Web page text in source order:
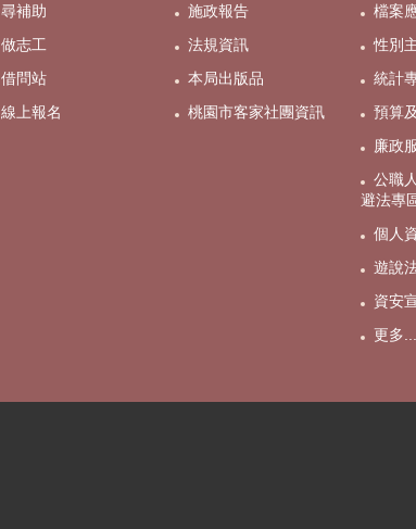
尋補助
做志工
借問站
線上報名
施政報告
法規資訊
本局出版品
桃園市客家社團資訊
檔案
性別
統計
預算
廉政
公職
避法專
個人
遊說
資安
更多...